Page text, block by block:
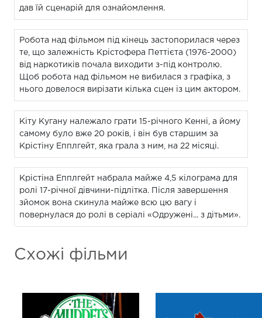
дав їй сценарій для ознайомлення.
Робота над фільмом під кінець застопорилася через
те, що залежність Крістофера Петтієта (1976-2000)
від наркотиків почала виходити з-під контролю.
Щоб робота над фільмом не вибилася з графіка, з
нього довелося вирізати кілька сцен із цим актором.
Кіту Кугану належало грати 15-річного Кенні, а йому
самому було вже 20 років, і він був старшим за
Крістіну Епплгейт, яка грала з ним, на 22 місяці.
Крістіна Епплгейт набрала майже 4,5 кілограма для
ролі 17-річної дівчини-підлітка. Після завершення
зйомок вона скинула майже всю цю вагу і
повернулася до ролі в серіалі «Одружені... з дітьми».
Схожі фільми